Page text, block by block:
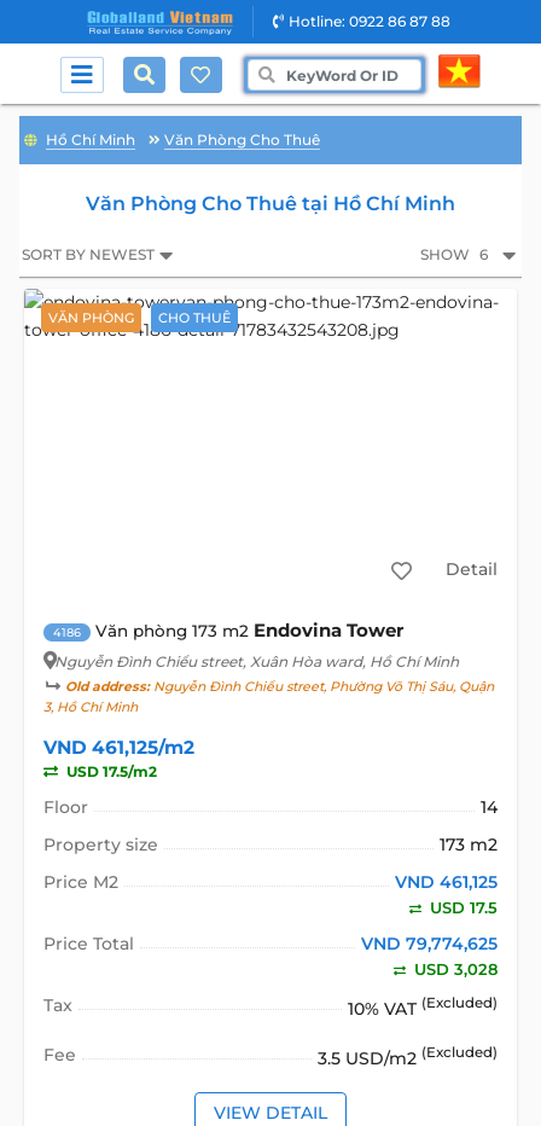
Hotline: 0922 86 87 88
Hồ Chí Minh Văn Phòng Cho Thuê
Văn Phòng Cho Thuê tại Hồ Chí Minh
SORT BY NEWEST SHOW 6
VĂN PHÒNG CHO THUÊ
Detail
4186 Văn phòng 173 m2 Endovina Tower
Nguyễn Đình Chiểu street, Xuân Hòa ward, Hồ Chí Minh
Old address:Nguyễn Đình Chiểu street, Phường Võ Thị Sáu, Quận
3, Hồ Chí Minh
VND 461,125/m2
USD 17.5/m2
Floor
14
Property size
173 m2
Price M2
VND 461,125
USD 17.5
Price Total VND 79,774,625
USD 3,028
Tax 10% VAT (Excluded)
Fee 3.5 USD/m2 (Excluded)
VIEW DETAIL